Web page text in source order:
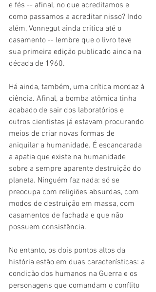
e fés -- afinal, no que acreditamos e
como passamos a acreditar nisso? Indo
além, Vonnegut ainda critica até o
casamento -- lembre que o livro teve
sua primeira edição publicado ainda na
década de 1960.
Há ainda, também, uma crítica mordaz à
ciência. Afinal, a bomba atômica tinha
acabado de sair dos laboratórios e
outros cientistas já estavam procurando
meios de criar novas formas de
aniquilar a humanidade. É escancarada
a apatia que existe na humanidade
sobre a sempre aparente destruição do
planeta. Ninguém faz nada: só se
preocupa com religiões absurdas, com
modos de destruição em massa, com
casamentos de fachada e que não
possuem consistência.
No entanto, os dois pontos altos da
história estão em duas características: a
condição dos humanos na Guerra e os
personagens que comandam o conflito